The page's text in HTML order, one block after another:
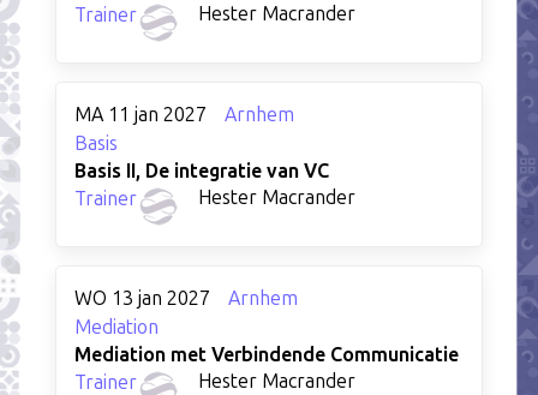
Trainer
Hester Macrander
MA 11 jan 2027
Arnhem
Basis
Basis II, De integratie van VC
Trainer
Hester Macrander
WO 13 jan 2027
Arnhem
Mediation
Mediation met Verbindende Communicatie
Trainer
Hester Macrander